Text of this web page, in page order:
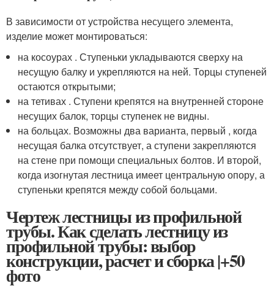
В зависимости от устройства несущего элемента,
изделие может монтироваться:
на косоурах . Ступеньки укладываются сверху на
несущую балку и укрепляются на ней. Торцы ступеней
остаются открытыми;
на тетивах . Ступени крепятся на внутренней стороне
несущих балок, торцы ступенек не видны.
на больцах. Возможны два варианта, первый , когда
несущая балка отсутствует, а ступени закрепляются
на стене при помощи специальных болтов. И второй,
когда изогнутая лестница имеет центральную опору, а
ступеньки крепятся между собой больцами.
Чертеж лестницы из профильной
трубы. Как сделать лестницу из
профильной трубы: выбор
конструкции, расчет и сборка |+50
фото